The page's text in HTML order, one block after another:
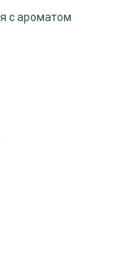
с ароматом